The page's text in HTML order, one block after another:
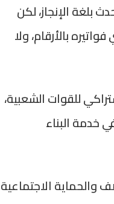
بلغة الإنجاز، لكن
بالأرقام، ولا
للقوات الشعبية،
خدمة البناء
والحماية الاجتماعية